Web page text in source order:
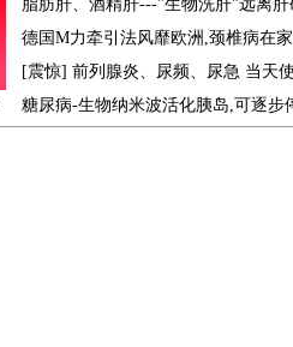
脂肪肝、酒精肝---"生物洗肝"远离肝
德国M力牵引法风靡欧洲,颈椎病在
[震惊] 前列腺炎、尿频、尿急 当天
糖尿病-生物纳米波活化胰岛,可逐步